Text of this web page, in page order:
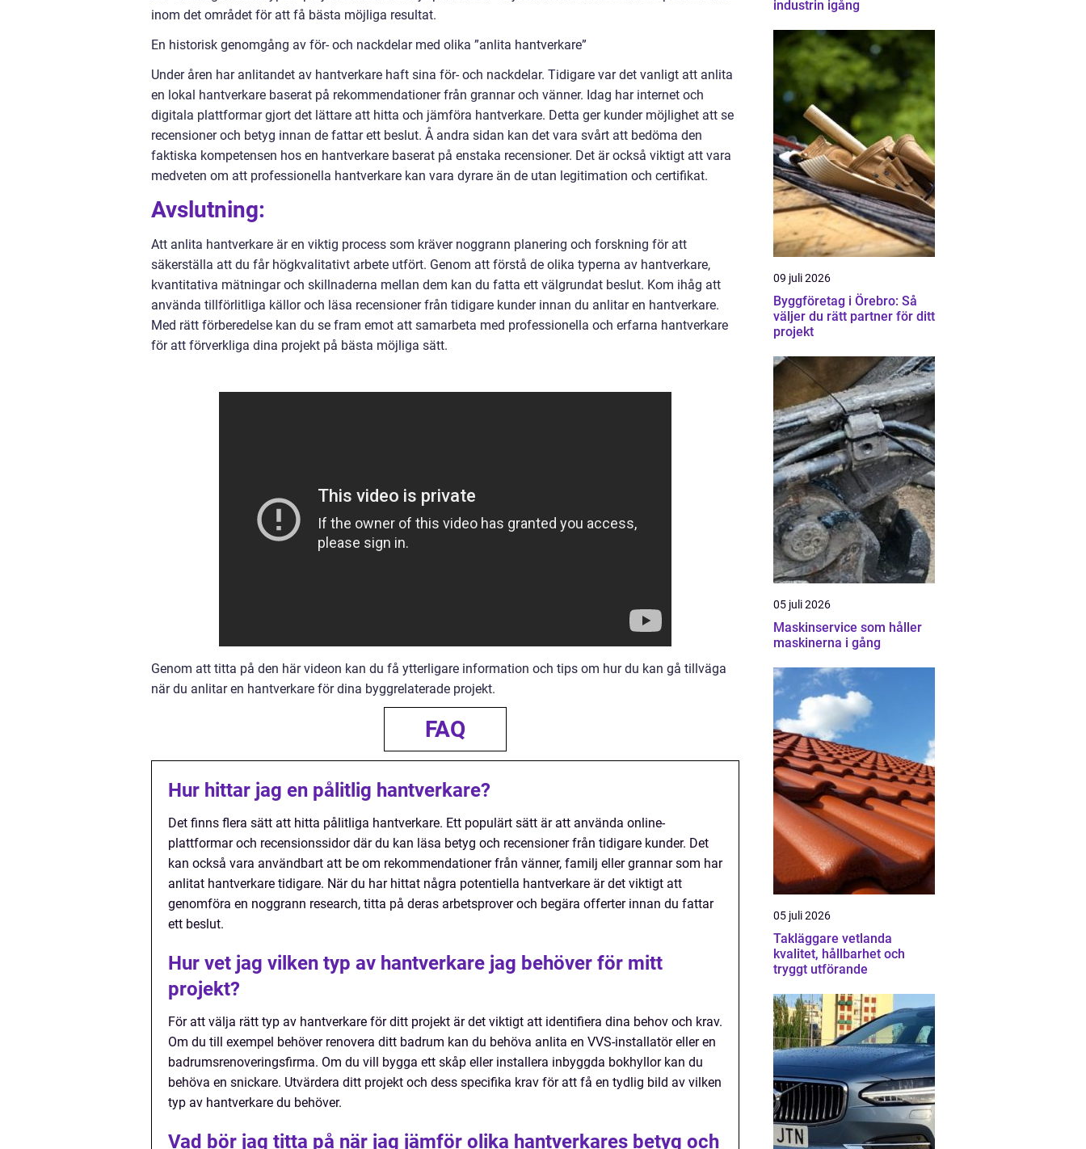
inom det området för att få bästa möjliga resultat.
En historisk genomgång av för- och nackdelar med olika ”anlita hantverkare”
Under åren har anlitandet av hantverkare haft sina för- och nackdelar. Tidigare var det vanligt att anlita
en lokal hantverkare baserat på rekommendationer från grannar och vänner. Idag har internet och
digitala plattformar gjort det lättare att hitta och jämföra hantverkare. Detta ger kunder möjlighet att se
recensioner och betyg innan de fattar ett beslut. Å andra sidan kan det vara svårt att bedöma den
faktiska kompetensen hos en hantverkare baserat på enstaka recensioner. Det är också viktigt att vara
medveten om att professionella hantverkare kan vara dyrare än de utan legitimation och certifikat.
Avslutning:
Att anlita hantverkare är en viktig process som kräver noggrann planering och forskning för att
säkerställa att du får högkvalitativt arbete utfört. Genom att förstå de olika typerna av hantverkare,
kvantitativa mätningar och skillnaderna mellan dem kan du fatta ett välgrundat beslut. Kom ihåg att
använda tillförlitliga källor och läsa recensioner från tidigare kunder innan du anlitar en hantverkare.
Med rätt förberedelse kan du se fram emot att samarbeta med professionella och erfarna hantverkare
för att förverkliga dina projekt på bästa möjliga sätt.
Genom att titta på den här videon kan du få ytterligare information och tips om hur du kan gå tillväga
när du anlitar en hantverkare för dina byggrelaterade projekt.
FAQ
Hur hittar jag en pålitlig hantverkare?
Det finns flera sätt att hitta pålitliga hantverkare. Ett populärt sätt är att använda online-
plattformar och recensionssidor där du kan läsa betyg och recensioner från tidigare kunder. Det
kan också vara användbart att be om rekommendationer från vänner, familj eller grannar som har
anlitat hantverkare tidigare. När du har hittat några potentiella hantverkare är det viktigt att
genomföra en noggrann research, titta på deras arbetsprover och begära offerter innan du fattar
ett beslut.
Hur vet jag vilken typ av hantverkare jag behöver för mitt
projekt?
För att välja rätt typ av hantverkare för ditt projekt är det viktigt att identifiera dina behov och krav.
Om du till exempel behöver renovera ditt badrum kan du behöva anlita en VVS-installatör eller en
badrumsrenoveringsfirma. Om du vill bygga ett skåp eller installera inbyggda bokhyllor kan du
behöva en snickare. Utvärdera ditt projekt och dess specifika krav för att få en tydlig bild av vilken
typ av hantverkare du behöver.
Vad bör jag titta på när jag jämför olika hantverkares betyg och
industrin igång
09 juli 2026
Byggföretag i Örebro: Så
väljer du rätt partner för ditt
projekt
05 juli 2026
Maskinservice som håller
maskinerna i gång
05 juli 2026
Takläggare vetlanda
kvalitet, hållbarhet och
tryggt utförande